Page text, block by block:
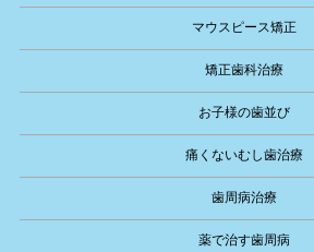
マウスピース矯正
矯正歯科治療
お子様の歯並び
痛くないむし歯治療
歯周病治療
薬で治す歯周病